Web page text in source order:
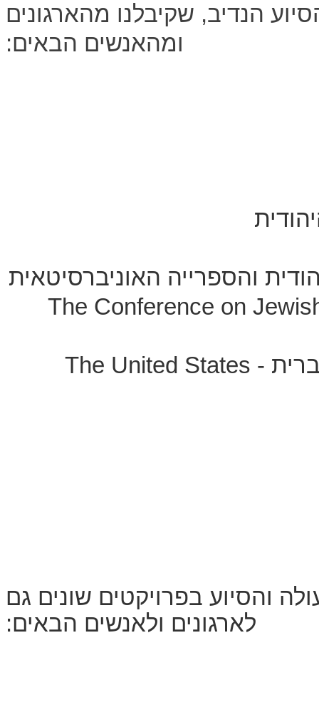
הנדיב, שקיבלנו מהארגונים
ומהאנשים הבאים:
והספרייה האוניברסיטאית
The Conference on
-
The United States
והסיוע בפרויקטים שונים גם
לארגונים ולאנשים הבאים: